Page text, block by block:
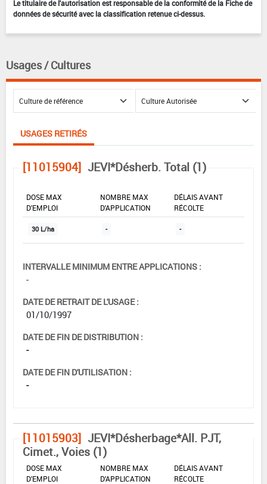
Le titulaire de l'autorisation est responsable de la conformité de la Fiche de
données de sécurité avec la classification retenue ci-dessus.
Usages / Cultures
USAGES RETIRÉS
[11015904] JEVI*Désherb. Total (1)
DOSE MAX
D'EMPLOI
NOMBRE MAX
D'APPLICATION
DÉLAIS AVANT
RÉCOLTE
30 L/ha - -
INTERVALLE MINIMUM ENTRE APPLICATIONS :
-
DATE DE RETRAIT DE L'USAGE :
01/10/1997
DATE DE FIN DE DISTRIBUTION :
-
DATE DE FIN D'UTILISATION :
-
[11015903] JEVI*Désherbage*All. PJT,
Cimet., Voies (1)
DOSE MAX
D'EMPLOI
NOMBRE MAX
D'APPLICATION
DÉLAIS AVANT
RÉCOLTE